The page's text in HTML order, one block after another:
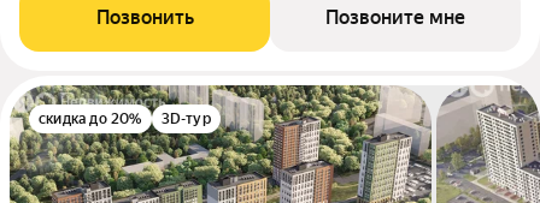
Позвонить Позвоните мне
скидка до 20% 3D-тур